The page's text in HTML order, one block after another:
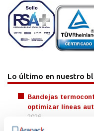
Lo último en nuestro
Bandejas
optimizar líneas
2026
Packaging